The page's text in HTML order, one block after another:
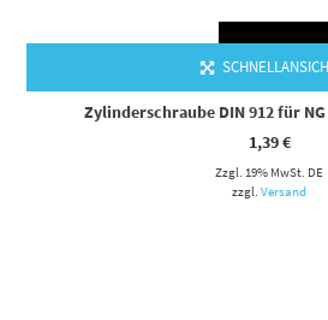
Zylinderschraube DIN 912 für
1,39€
Zzgl. 19% MwSt. DE
zzgl. Versand